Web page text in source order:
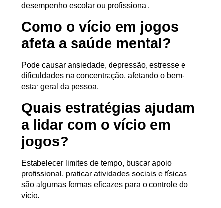
desempenho escolar ou profissional.
Como o vício em jogos
afeta a saúde mental?
Pode causar ansiedade, depressão, estresse e
dificuldades na concentração, afetando o bem-
estar geral da pessoa.
Quais estratégias ajudam
a lidar com o vício em
jogos?
Estabelecer limites de tempo, buscar apoio
profissional, praticar atividades sociais e físicas
são algumas formas eficazes para o controle do
vício.